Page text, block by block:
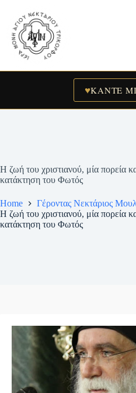
content
♥ΚΑΝΤΕ
Η ζωή του χριστιανού, μία πορεία
κατάκτηση του Φωτός
Home
Γέροντας Νεκτάριος
Η ζωή του χριστιανού, μία πορεία
κατάκτηση του Φωτός